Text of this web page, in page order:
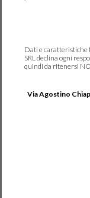
Dati e caratteristiche
SRL declina ogni
quindi da ritenersi
Via Agostino